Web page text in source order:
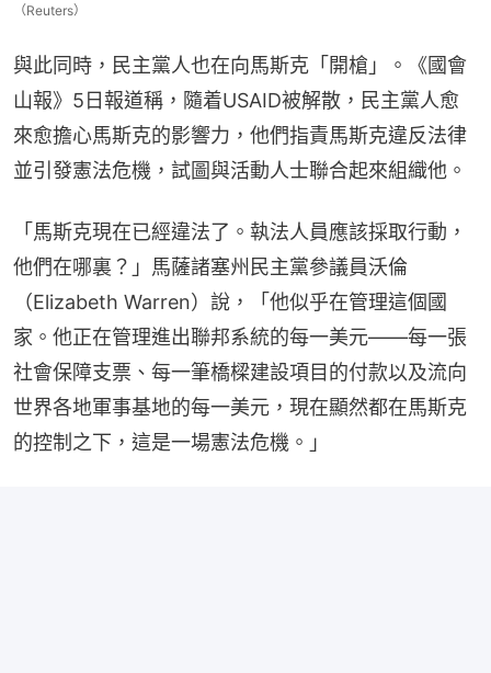
（Reuters）
與此同時，民主黨人也在向馬斯克「開槍」。《國會
山報》5日報道稱，隨着USAID被解散，民主黨人愈
來愈擔心馬斯克的影響力，他們指責馬斯克違反法律
並引發憲法危機，試圖與活動人士聯合起來組織他。
「馬斯克現在已經違法了。執法人員應該採取行動，
他們在哪裏？」馬薩諸塞州民主黨參議員沃倫
（Elizabeth Warren）說，「他似乎在管理這個國
家。他正在管理進出聯邦系統的每一美元——每一張
社會保障支票、每一筆橋樑建設項目的付款以及流向
世界各地軍事基地的每一美元，現在顯然都在馬斯克
的控制之下，這是一場憲法危機。」